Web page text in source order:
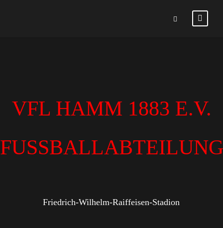
VFL HAMM 1883 E.V.
FUSSBALLABTEILUNG
Friedrich-Wilhelm-Raiffeisen-Stadion